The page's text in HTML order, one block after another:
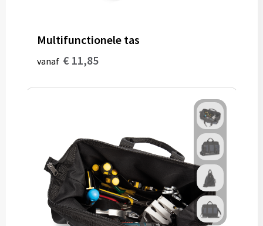
Multifunctionele tas
vanaf € 11,85